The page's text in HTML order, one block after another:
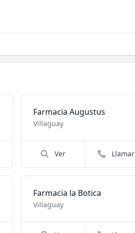
Farmacia Augustus
Villaguay
Ver Llamar
Farmacia la Botica
Villaguay